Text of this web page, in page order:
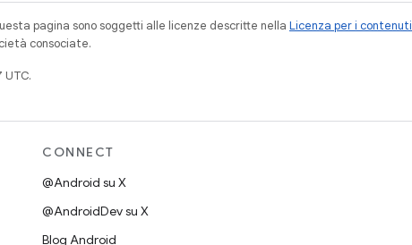
pagina sono soggetti alle licenze descritte nella Licenza per i contenuti
consociate.
CONNECT
@Android su X
@AndroidDev su X
Blog Android